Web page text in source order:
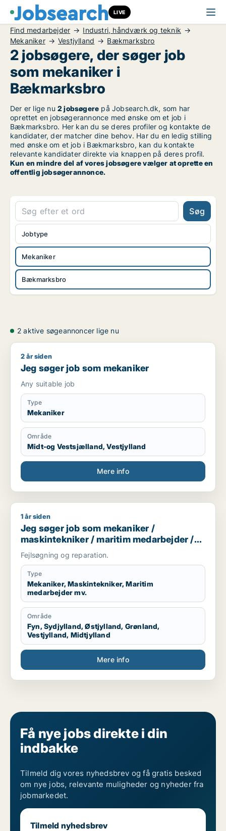
LIVE
Find medarbejder
Industri, håndværk og teknik
Mekaniker
Vestjylland Bækmarksbro
2 jobsøgere, der søger job
som mekaniker i
Bækmarksbro
Der er lige nu 2 jobsøgere på Jobsearch.dk, som har
oprettet en jobsøgerannonce med ønske om et job i
Bækmarksbro. Her kan du se deres profiler og kontakte de
kandidater, der matcher dine behov. Har du en ledig stilling
med ønske om et job i Bækmarksbro, kan du kontakte
relevante kandidater direkte via knappen på deres profil.
Kun en mindre del af vores jobsøgere vælger at oprette en
offentlig jobsøgerannonce.
Søg
Mekaniker
Bækmarksbro
Jobtype
2 aktive søgeannoncer lige nu
Jeg søger job som mekaniker
2 år siden
Jeg søger job som mekaniker
Any suitable job
Type
Mekaniker
Område
Midt-og Vestsjælland, Vestjylland
Mere info
Jeg søger job som mekaniker / maskintekniker / maritim
1 år siden
Jeg søger job som mekaniker /
maskintekniker / maritim medarbejder /
smed / naturmedarbejder
Fejlsøgning og reparation.
Type
Mekaniker, Maskintekniker, Maritim
medarbejder mv.
Område
Fyn, Sydjylland, Østjylland, Grønland,
Vestjylland, Midtjylland
Mere info
Få nye jobs direkte i din
indbakke
Tilmeld dig vores nyhedsbrev og få gratis besked
om nye jobs, relevante muligheder og nyheder fra
jobmarkedet.
Tilmeld nyhedsbrev